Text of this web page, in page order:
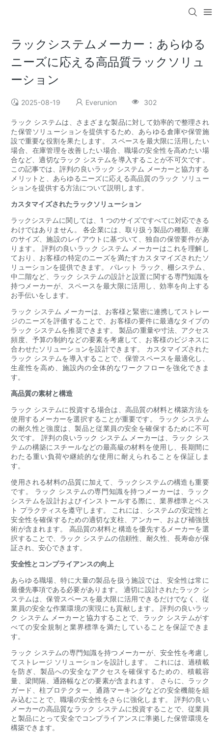
ラックシステムメーカー：あらゆる
ニーズに応える高品質ラックソリュ
ーション
2025-08-19 Everunion 302
ラック システムは、さまざまな製品に対して効率的で整理され
た保管ソリューションを提供するため、あらゆる倉庫や保管施
設で重要な役割を果たします。 スペースを最大限に活用したい
場合、在庫管理を改善したい場合、職場の安全性を高めたい場
合など、適切なラック システムを導入することが不可欠です。
この記事では、評判の良いラック システム メーカーと協力する
メリットと、あらゆるニーズに応える高品質のラック ソリュー
ションを提供する方法について説明します。
カスタマイズされたラックソリューション
ラックシステムに関しては、1 つのサイズですべてに対応できる
わけではありません。 各企業には、取り扱う製品の種類、在庫
のサイズ、施設のレイアウトに基づいて、独自の保管要件があ
ります。 評判の良いラック システム メーカーはこれを理解し
ており、お客様の特定のニーズを満たすカスタマイズされたソ
リューションを提供できます。 パレット ラック、棚システム、
中二階など、ラック システムの設計と設置に関する専門知識を
持つメーカーが、スペースを最大限に活用し、効率を向上する
お手伝いをします。
ラック システム メーカーは、お客様と緊密に連携してストレー
ジのニーズを評価することで、お客様の要件に最適なタイプの
ラック システムを推奨できます。 製品の重量や寸法、アクセス
頻度、予算の制約などの要素を考慮して、お客様のビジネスに
合わせたソリューションを設計できます。 カスタマイズされた
ラック システムを導入することで、保管スペースを最適化し、
生産性を高め、施設内の全体的なワークフローを強化できま
す。
高品質の素材と構造
ラック システムに投資する場合は、高品質の材料と構築方法を
使用するメーカーを選択することが重要です。 ラック システム
の耐久性と強度は、製品と従業員の安全を確保するために不可
欠です。 評判の良いラック システム メーカーは、ラック シス
テムの構築にスチールなどの最高級の材料を使用し、長期間に
わたる重い負荷や継続的な使用に耐えられることを保証しま
す。
使用される材料の品質に加えて、ラックシステムの構造も重要
です。 ラック システムの専門知識を持つメーカーは、ラック
システムを設計およびインストールする際に、業界標準とベス
ト プラクティスを遵守します。 これには、システムの安定性と
安全性を確保するための適切な支柱、アンカー、および補強技
術が含まれます。 高品質の材料と構造を優先するメーカーを選
択することで、ラック システムの信頼性、耐久性、長寿命が保
証され、安心できます。
安全性とコンプライアンスの向上
あらゆる職場、特に大量の製品を扱う施設では、安全性は常に
最優先事項である必要があります。 適切に設計されたラック シ
ステムは、保管スペースを最大限に活用できるだけでなく、従
業員の安全な作業環境の実現にも貢献します。 評判の良いラッ
ク システム メーカーと協力することで、ラック システムがす
べての安全規制と業界標準を満たしていることを保証できま
す。
ラック システムの専門知識を持つメーカーが、安全性を考慮し
てストレージ ソリューションを設計します。 これには、過積載
を防ぎ、製品への安全なアクセスを確保するための、積載容
量、梁間隔、通路幅などの要素が含まれます。 さらに、ラック
ガード、柱プロテクター、通路マーキングなどの安全機能を組
み込むことで、職場の安全性をさらに強化します。 評判の良い
メーカーの高品質なラック システムに投資することで、従業員
と製品にとって安全でコンプライアンスに準拠した保管環境を
構築できます。